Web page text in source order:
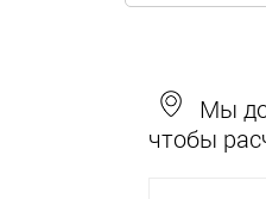
Мы
чтобы